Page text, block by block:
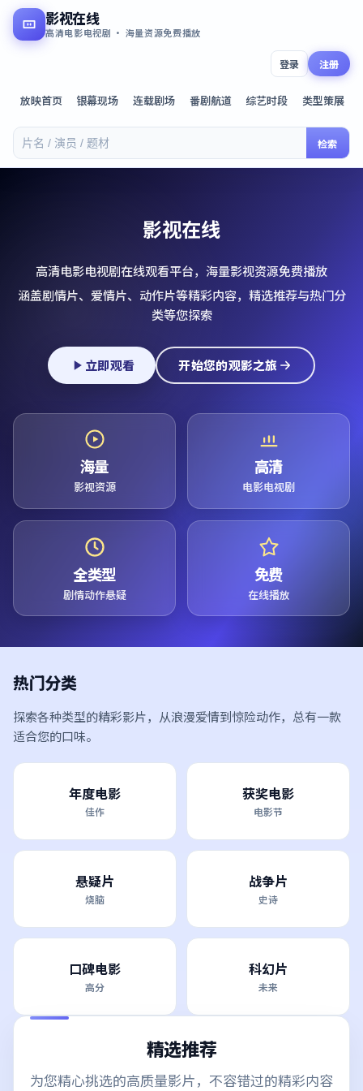
影视在线
高清电影电视剧 · 海量资源免费播放
放映首页 银幕现场 连载剧场 番剧航道 综艺时段 类型策展
检索
登录 注册
影视在线
高清电影电视剧在线观看平台，海量影视资源免费播放
涵盖剧情片、爱情片、动作片等精彩内容，精选推荐与热门分
类等您探索
立即观看 开始您的观影之旅
海量
影视资源
高清
电影电视剧
全类型
剧情动作悬疑
免费
在线播放
热门分类
探索各种类型的精彩影片，从浪漫爱情到惊险动作，总有一款
适合您的口味。
年度电影
佳作
获奖电影
电影节
悬疑片
烧脑
战争片
史诗
口碑电影
高分
科幻片
未来
精选推荐
为您精心挑选的高质量影片，不容错过的精彩内容